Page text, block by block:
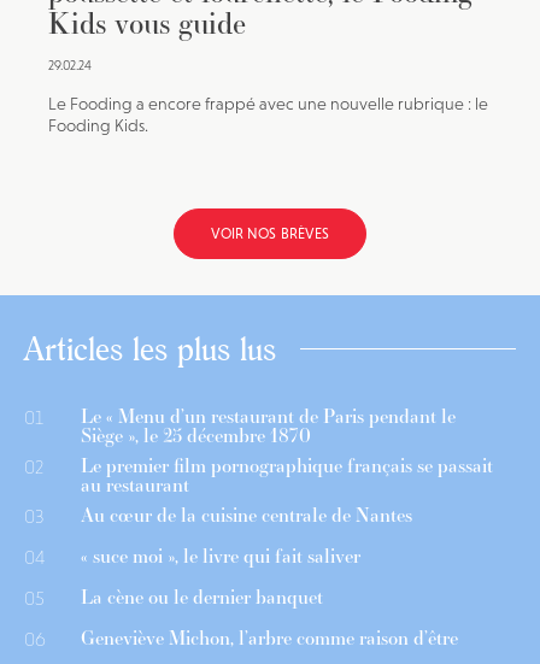
Kids vous guide
29.02.24
Le Fooding a encore frappé avec une nouvelle rubrique : le
Fooding Kids.
VOIR NOS BRÈVES
Articles les plus lus
01 Le « Menu d’un restaurant de Paris pendant le
Siège », le 25 décembre 1870
02 Le premier film pornographique français se passait
au restaurant
03 Au cœur de la cuisine centrale de Nantes
04 « suce moi », le livre qui fait saliver
05 La cène ou le dernier banquet
06 Geneviève Michon, l’arbre comme raison d’être